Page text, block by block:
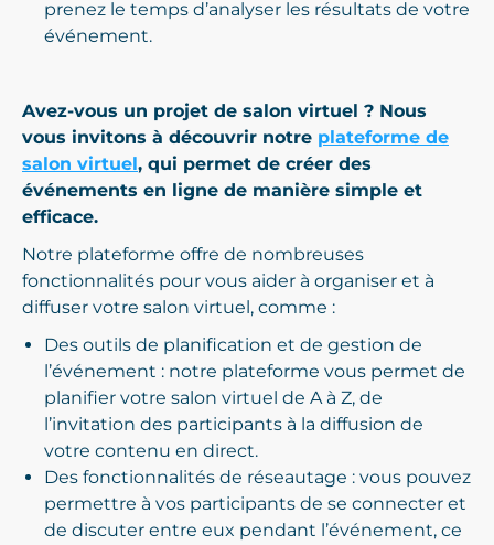
prenez le temps d’analyser les résultats de votre
événement.
Avez-vous un projet de salon virtuel ? Nous
vous invitons à découvrir notre plateforme de
salon virtuel, qui permet de créer des
événements en ligne de manière simple et
efficace.
Notre plateforme offre de nombreuses
fonctionnalités pour vous aider à organiser et à
diffuser votre salon virtuel, comme :
Des outils de planification et de gestion de
l’événement : notre plateforme vous permet de
planifier votre salon virtuel de A à Z, de
l’invitation des participants à la diffusion de
votre contenu en direct.
Des fonctionnalités de réseautage : vous pouvez
permettre à vos participants de se connecter et
de discuter entre eux pendant l’événement, ce